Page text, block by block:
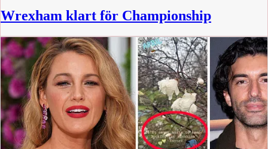
Wrexham klart för Championship